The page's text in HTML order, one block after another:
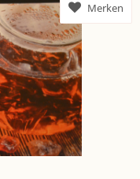
Merken